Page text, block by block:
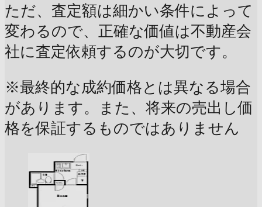
ただ、査定額は細かい条件によって
変わるので、正確な価値は不動産会
社に査定依頼するのが大切です。
※最終的な成約価格とは異なる場合
があります。また、将来の売出し価
格を保証するものではありません